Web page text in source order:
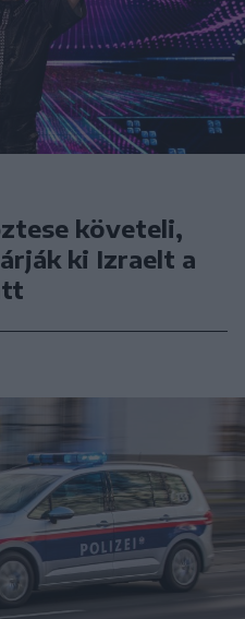
követeli,
ki Izraelt a